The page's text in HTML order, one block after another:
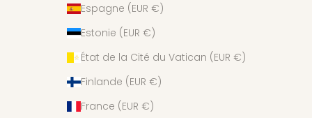
Espagne (EUR €)
Estonie (EUR €)
État de la Cité du Vatican (EUR €)
Finlande (EUR €)
France (EUR €)